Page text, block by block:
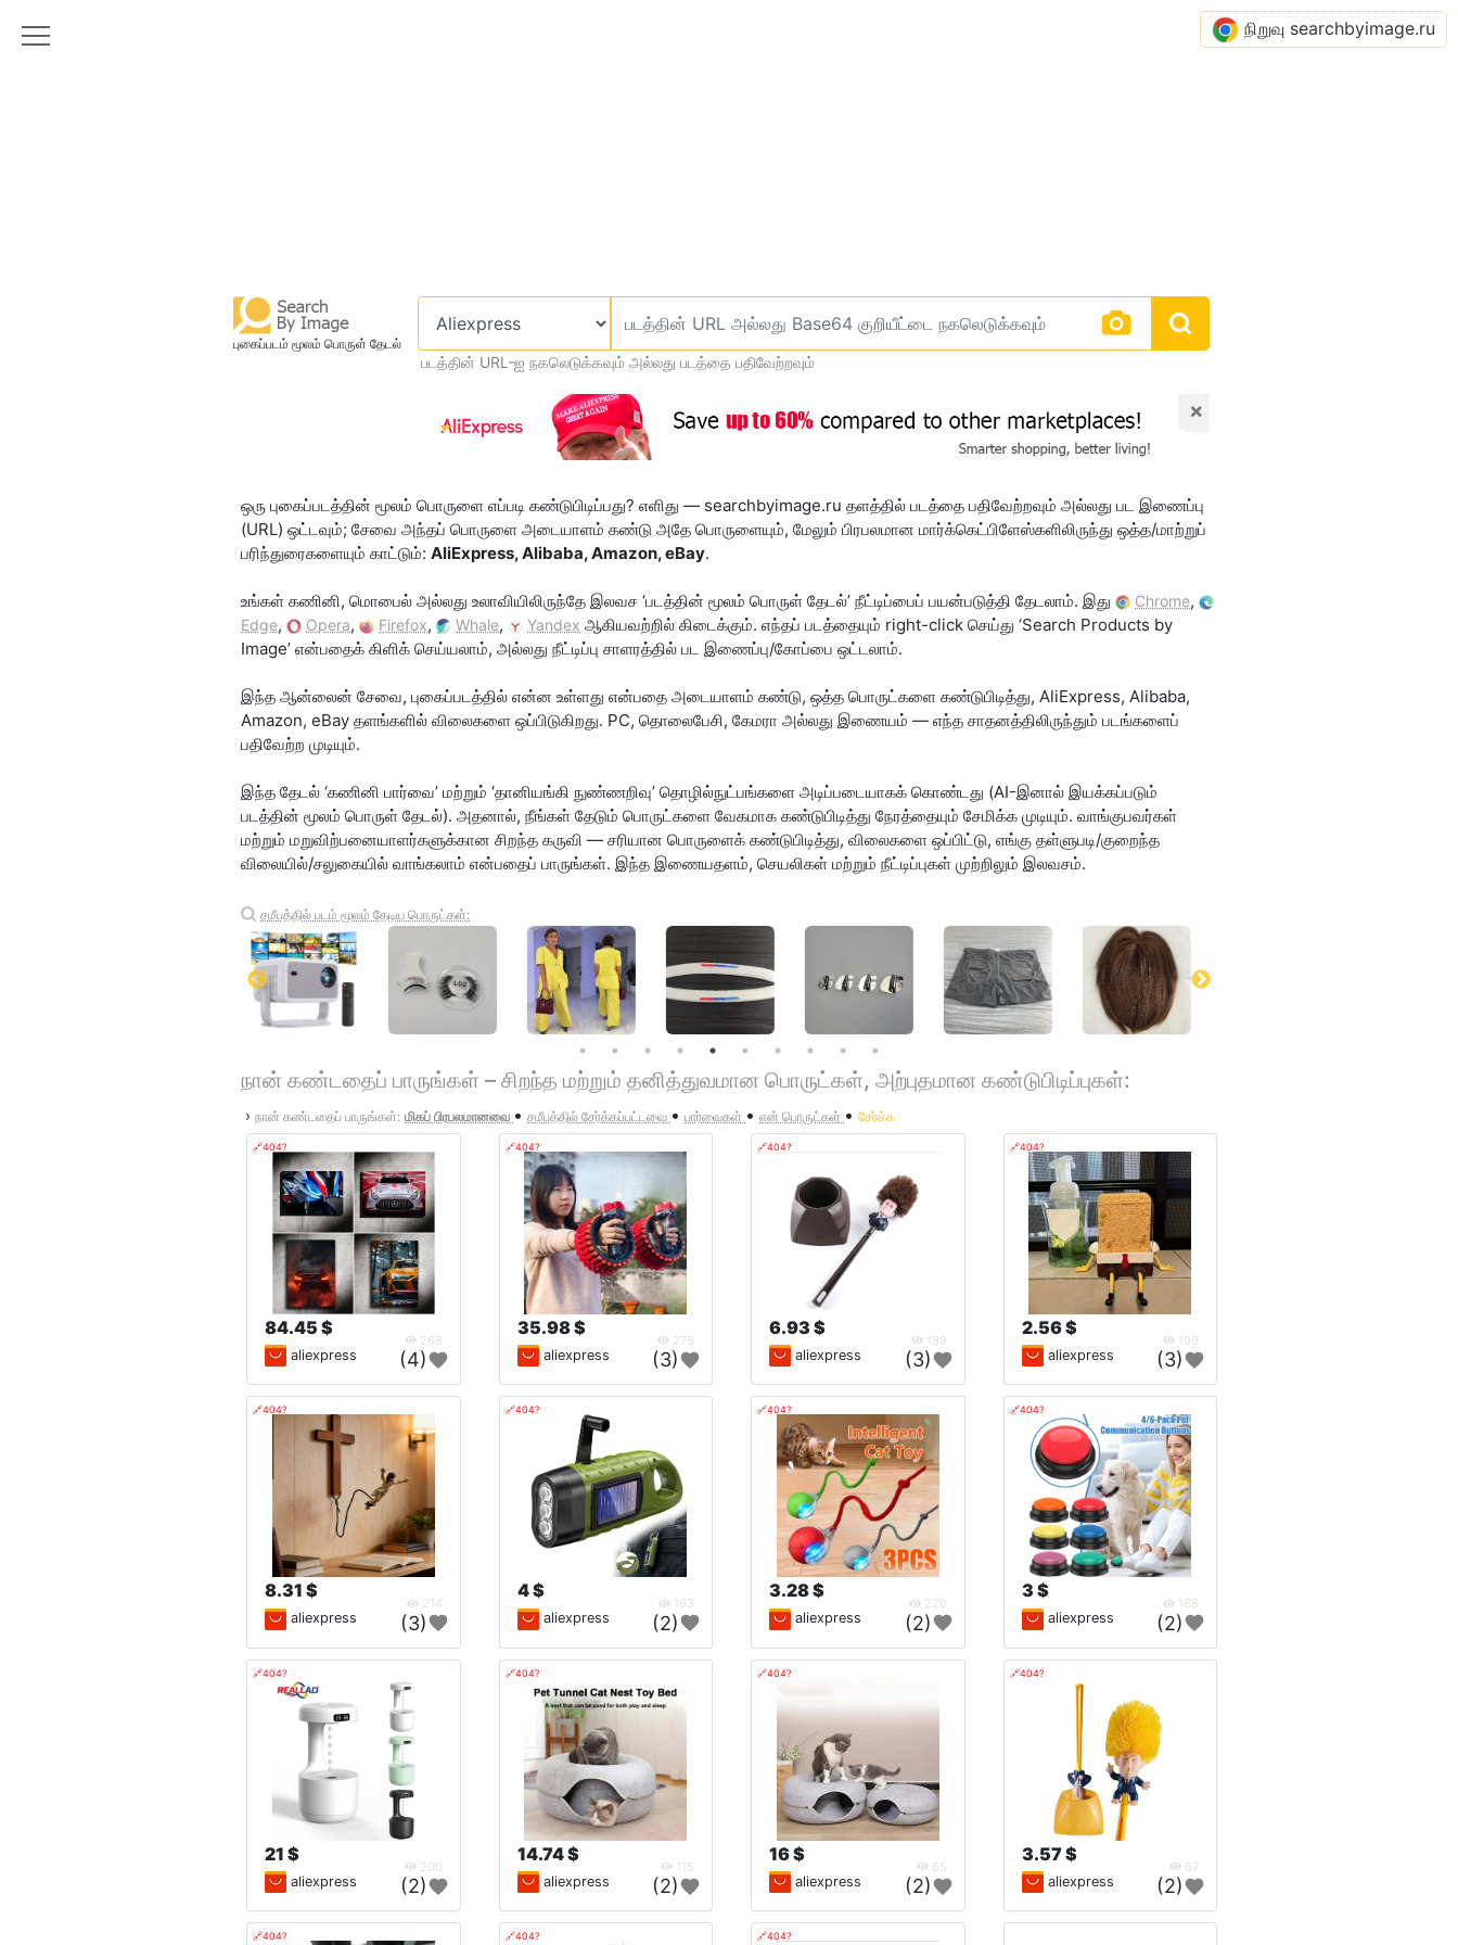
புகைப்படம் மூலம் பொருள் தேடல்
படத்தின் URL-ஐ நகலெடுக்கவும் அல்லது படத்தை பதிவேற்றவும்
×
ஒரு புகைப்படத்தின் மூலம் பொருளை எப்படி கண்டுபிடிப்பது? எளிது — searchbyimage.ru தளத்தில் படத்தை பதிவேற்றவும் அல்லது பட இணைப்பு
(URL) ஒட்டவும்; சேவை அந்தப் பொருளை அடையாளம் கண்டு அதே பொருளையும், மேலும் பிரபலமான மார்க்கெட்பிளேஸ்களிலிருந்து ஒத்த/மாற்றுப்
பரிந்துரைகளையும் காட்டும்: AliExpress, Alibaba, Amazon, eBay.
உங்கள் கணினி, மொபைல் அல்லது உலாவியிலிருந்தே இலவச ‘படத்தின் மூலம் பொருள் தேடல்’ நீட்டிப்பைப் பயன்படுத்தி தேடலாம். இது Chrome,
Edge, Opera, Firefox, Whale, Yandex ஆகியவற்றில் கிடைக்கும். எந்தப் படத்தையும் right-click செய்து ‘Search Products by
Image’ என்பதைக் கிளிக் செய்யலாம், அல்லது நீட்டிப்பு சாளரத்தில் பட இணைப்பு/கோப்பை ஒட்டலாம்.
இந்த ஆன்லைன் சேவை, புகைப்படத்தில் என்ன உள்ளது என்பதை அடையாளம் கண்டு, ஒத்த பொருட்களை கண்டுபிடித்து, AliExpress, Alibaba,
Amazon, eBay தளங்களில் விலைகளை ஒப்பிடுகிறது. PC, தொலைபேசி, கேமரா அல்லது இணையம் — எந்த சாதனத்திலிருந்தும் படங்களைப்
பதிவேற்ற முடியும்.
இந்த தேடல் ‘கணினி பார்வை’ மற்றும் ‘தானியங்கி நுண்ணறிவு’ தொழில்நுட்பங்களை அடிப்படையாகக் கொண்டது (AI-இனால் இயக்கப்படும்
படத்தின் மூலம் பொருள் தேடல்). அதனால், நீங்கள் தேடும் பொருட்களை வேகமாக கண்டுபிடித்து நேரத்தையும் சேமிக்க முடியும். வாங்குபவர்கள்
மற்றும் மறுவிற்பனையாளர்களுக்கான சிறந்த கருவி — சரியான பொருளைக் கண்டுபிடித்து, விலைகளை ஒப்பிட்டு, எங்கு தள்ளுபடி/குறைந்த
விலையில்/சலுகையில் வாங்கலாம் என்பதைப் பாருங்கள். இந்த இணையதளம், செயலிகள் மற்றும் நீட்டிப்புகள் முற்றிலும் இலவசம்.
சமீபத்தில் படம் மூலம் தேடிய பொருட்கள்:
நான் கண்டதைப் பாருங்கள் – சிறந்த மற்றும் தனித்துவமான பொருட்கள், அற்புதமான கண்டுபிடிப்புகள்:
› நான் கண்டதைப் பாருங்கள்: மிகப் பிரபலமானவை • சமீபத்தில் சேர்க்கப்பட்டவை • பார்வைகள் • என் பொருட்கள் • சேர்க்க
🔗404?
84.45 $
268
aliexpress (4)
🔗404?
35.98 $
275
aliexpress (3)
🔗404?
6.93 $
189
aliexpress (3)
🔗404?
2.56 $
199
aliexpress (3)
🔗404?
8.31 $
214
aliexpress (3)
🔗404?
4 $
163
aliexpress (2)
🔗404?
3.28 $
220
aliexpress (2)
🔗404?
3 $
188
aliexpress (2)
🔗404?
21 $
200
aliexpress (2)
🔗404?
14.74 $
115
aliexpress (2)
🔗404?
16 $
65
aliexpress (2)
🔗404?
3.57 $
67
aliexpress (2)
🔗404? 🔗404? 🔗404?
நிறுவு searchbyimage.ru